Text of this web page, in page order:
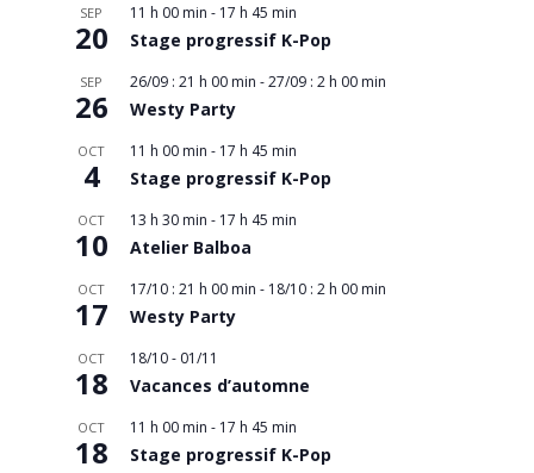
SEP
20
11 h 00 min - 17 h 45 min
Stage progressif K-Pop
SEP
26
26/09 : 21 h 00 min -27/09 : 2 h 00 min
Westy Party
OCT
4
11 h 00 min - 17 h 45 min
Stage progressif K-Pop
OCT
10
13 h 30 min - 17 h 45 min
Atelier Balboa
OCT
17
17/10 : 21 h 00 min - 18/10 : 2 h 00 min
Westy Party
OCT
18
18/10- 01/11
Vacances d’automne
OCT
18
11 h 00 min - 17 h 45 min
Stage progressif K-Pop